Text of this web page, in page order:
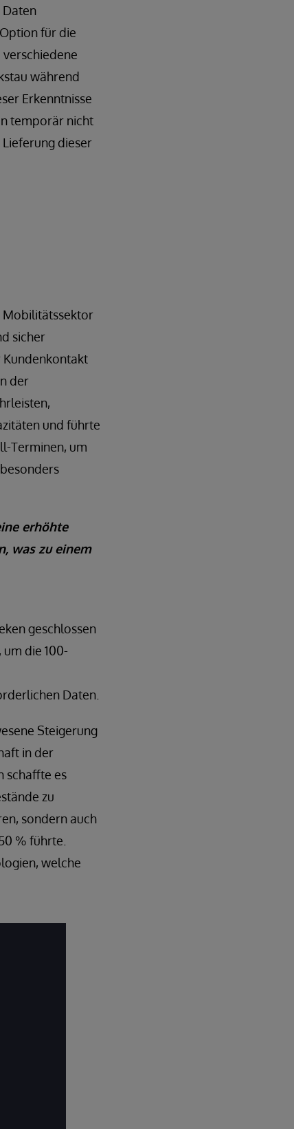
für die
während
Erkenntnisse
temporär nicht
dieser
Mobilitätssektor
sicher
Kundenkontakt
der
und führte
Terminen, um
erhöhte
was zu einem
geschlossen
die 100-
Daten.
Steigerung
in der
schaffte es
zu
sondern auch
% führte.
welche